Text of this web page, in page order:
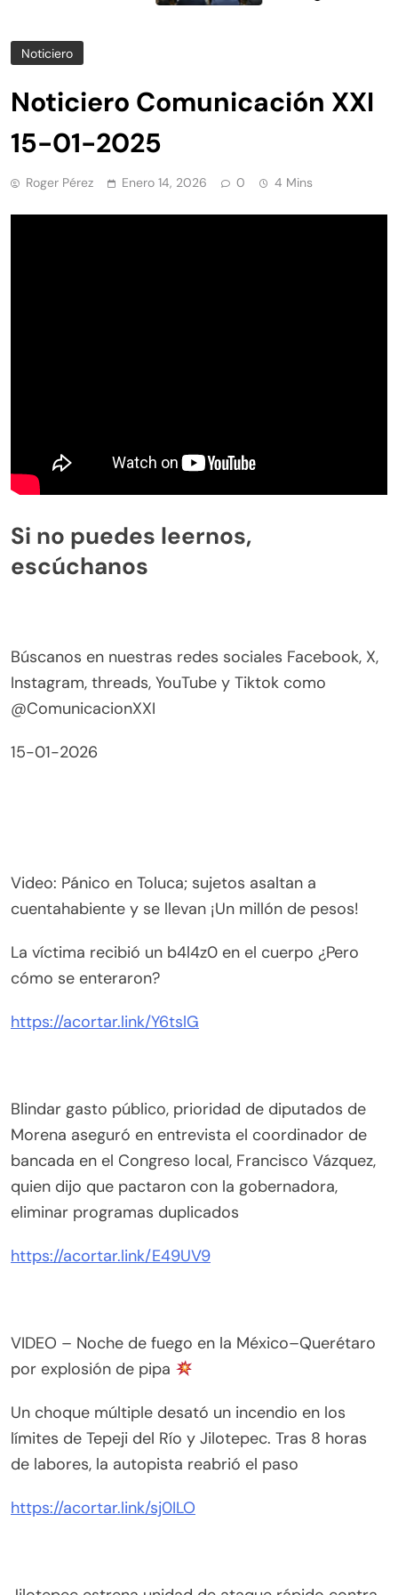
Noticiero
Noticiero Comunicación XXI
15-01-2025
Roger Pérez Enero 14, 2026 0 4 Mins
Si no puedes leernos,
escúchanos
Búscanos en nuestras redes sociales Facebook, X,
Instagram, threads, YouTube y Tiktok como
@ComunicacionXXI
15-01-2026
Video: Pánico en Toluca; sujetos asaltan a
cuentahabiente y se llevan ¡Un millón de pesos!
La víctima recibió un b4l4z0 en el cuerpo ¿Pero
cómo se enteraron?
https://acortar.link/Y6tslG
Blindar gasto público, prioridad de diputados de
Morena aseguró en entrevista el coordinador de
bancada en el Congreso local, Francisco Vázquez,
quien dijo que pactaron con la gobernadora,
eliminar programas duplicados
https://acortar.link/E49UV9
VIDEO – Noche de fuego en la México–Querétaro
por explosión de pipa
Un choque múltiple desató un incendio en los
límites de Tepeji del Río y Jilotepec. Tras 8 horas
de labores, la autopista reabrió el paso
https://acortar.link/sj0ILO